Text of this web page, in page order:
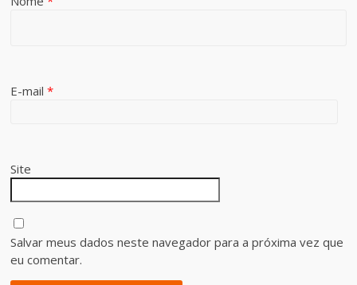
E-mail*
Site
Salvar meus dados neste navegador para a próxima vez que
eu comentar.